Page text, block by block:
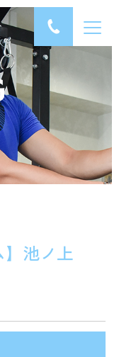
】池ノ上